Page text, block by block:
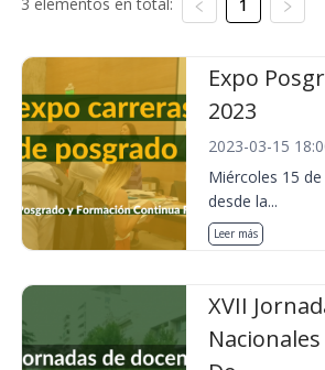
1
Expo
2023
2023-03-15
Miércoles 15
desde la...
Leer más
XVII